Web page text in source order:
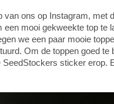
van ons op Instagram, met
mooi gekweekte top te
we een paar mooie
Om de toppen goed
sticker erop.